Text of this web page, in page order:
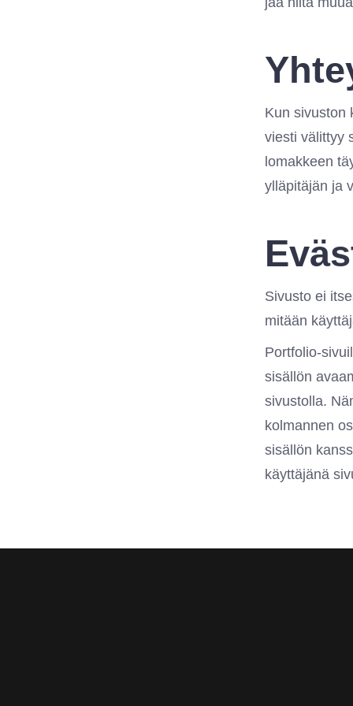
Kun sivuston
viesti välittyy
lomakkeen
ylläpitäjän ja
Sivusto ei
mitään
Portfolio-
sisällön
sivustolla.
kolmannen
sisällön
käyttäjänä